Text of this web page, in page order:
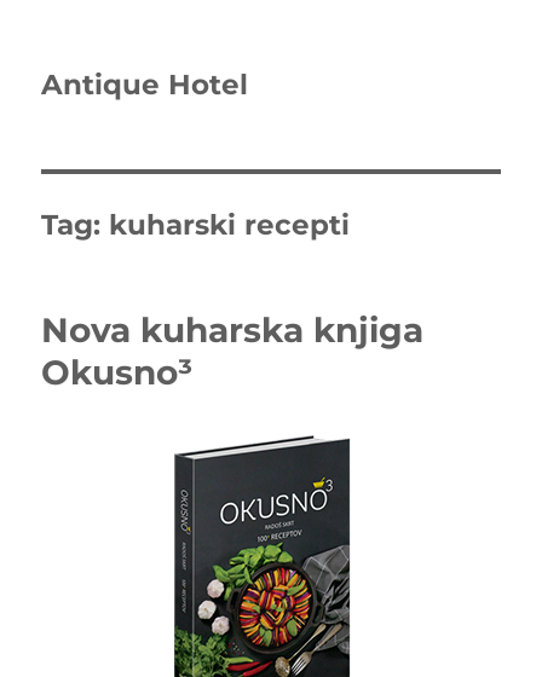
Antique Hotel
Tag: kuharski recepti
Nova kuharska knjiga
Okusno³